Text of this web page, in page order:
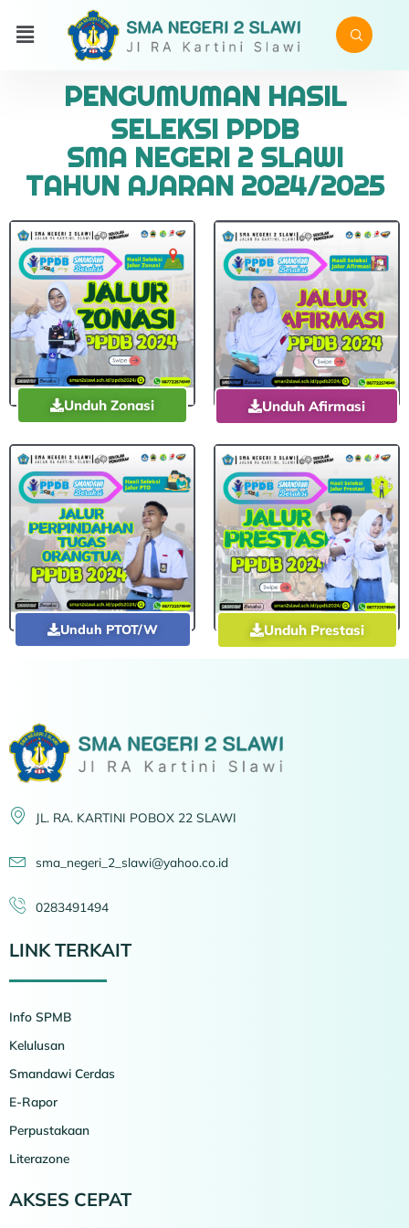
PENGUMUMAN HASIL
SELEKSI PPDB
SMA NEGERI 2 SLAWI
TAHUN AJARAN 2024/2025
Unduh Zonasi Unduh Afirmasi
Unduh PTOT/W Unduh Prestasi
JL. RA. KARTINI POBOX 22 SLAWI
sma_negeri_2_slawi@yahoo.co.id
0283491494
LINK TERKAIT
Info SPMB
Kelulusan
Smandawi Cerdas
E-Rapor
Perpustakaan
Literazone
AKSES CEPAT